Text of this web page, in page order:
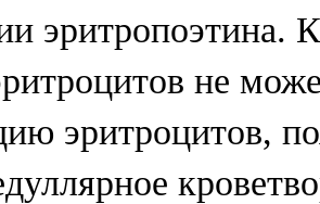
эритропоэтина.
не
эритроцитов,